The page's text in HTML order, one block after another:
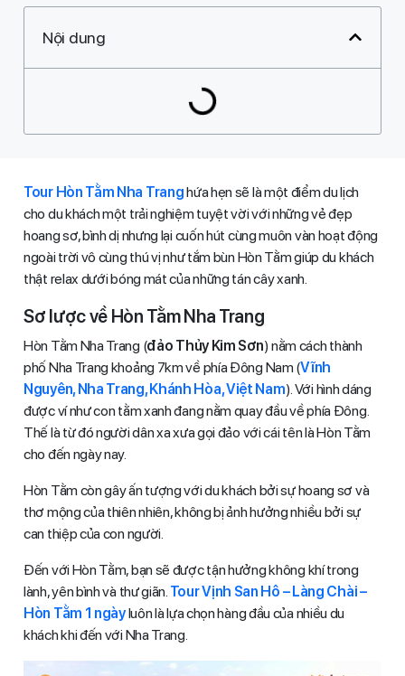
Nội dung
Tour Hòn Tằm Nha Tranghứa hẹn sẽ là một điểm du lịch
cho du khách một trải nghiệm tuyệt vời với những vẻ đẹp
hoang sơ, bình dị nhưng lại cuốn hút cùng muôn vàn hoạt động
ngoài trời vô cùng thú vị như tắm bùn Hòn Tằm giúp du khách
thật relax dưới bóng mát của những tán cây xanh.
Sơ lược về Hòn Tằm Nha Trang
Hòn Tằm Nha Trang (đảo Thủy Kim Sơn) nằm cách thành
phố Nha Trang khoảng 7km về phía Đông Nam (Vĩnh
Nguyên, Nha Trang, Khánh Hòa, Việt Nam). Với hình dáng
được ví như con tằm xanh đang nằm quay đầu về phía Đông.
Thế là từ đó người dân xa xưa gọi đảo với cái tên là Hòn Tằm
cho đến ngày nay.
Hòn Tằm còn gây ấn tượng với du khách bởi sự hoang sơ và
thơ mộng của thiên nhiên, không bị ảnh hưởng nhiều bởi sự
can thiệp của con người.
Đến với Hòn Tằm, bạn sẽ được tận hưởng không khí trong
lành, yên bình và thư giãn. Tour Vịnh San Hô – Làng Chài –
Hòn Tằm 1 ngàyluôn là lựa chọn hàng đầu của nhiều du
khách khi đến với Nha Trang.